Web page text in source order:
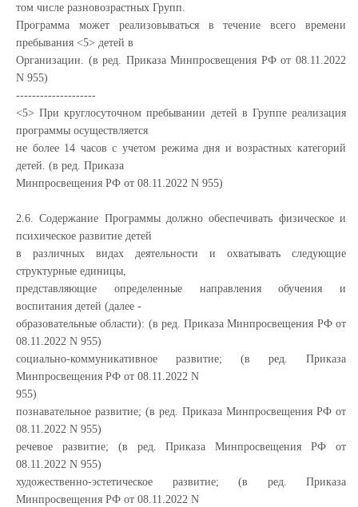
том числе разновозрастных Групп.
Программа может реализовываться в течение всего времени
пребывания <5> детей в
Организации. (в ред. Приказа Минпросвещения РФ от 08.11.2022
N 955)
--------------------
<5> При круглосуточном пребывании детей в Группе реализация
программы осуществляется
не более 14 часов с учетом режима дня и возрастных категорий
детей. (в ред. Приказа
Минпросвещения РФ от 08.11.2022 N 955)
2.6. Содержание Программы должно обеспечивать физическое и
психическое развитие детей
в различных видах деятельности и охватывать следующие
структурные единицы,
представляющие определенные направления обучения и
воспитания детей (далее -
образовательные области): (в ред. Приказа Минпросвещения РФ от
08.11.2022 N 955)
социально-коммуникативное развитие; (в ред. Приказа
Минпросвещения РФ от 08.11.2022 N
955)
познавательное развитие; (в ред. Приказа Минпросвещения РФ от
08.11.2022 N 955)
речевое развитие; (в ред. Приказа Минпросвещения РФ от
08.11.2022 N 955)
художественно-эстетическое развитие; (в ред. Приказа
Минпросвещения РФ от 08.11.2022 N